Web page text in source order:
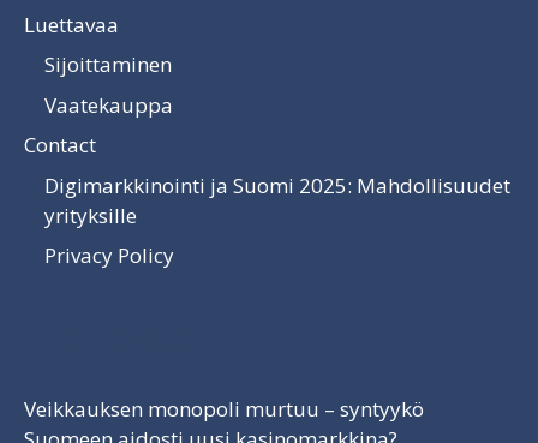
Luettavaa
Sijoittaminen
Vaatekauppa
Contact
Digimarkkinointi ja Suomi 2025: Mahdollisuudet
yrityksille
Privacy Policy
Veikkauksen monopoli murtuu – syntyykö